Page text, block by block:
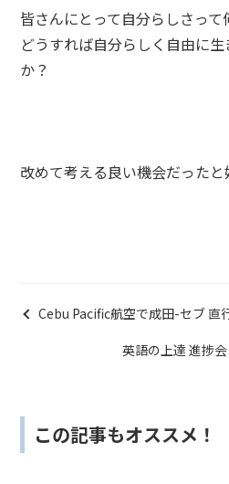
皆さんにとって自分らしさって
どうすれば自分らしく自由に
か？
改めて考える良い機会だったと
Cebu Pacific航空で成田-セブ 直
英語の上達 進捗会
この記事もオススメ！